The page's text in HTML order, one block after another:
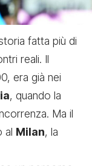
fatta più di
reali. Il
era già nei
, quando la
Ma il
al Milan, la